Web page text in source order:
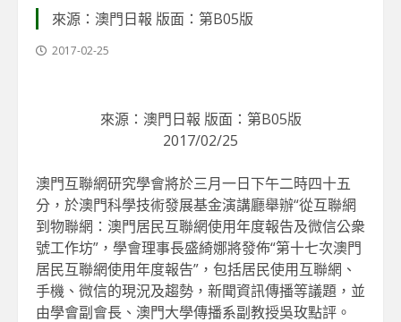
來源：澳門日報 版面：第B05版
2017-02-25
來源：澳門日報 版面：第B05版
2017/02/25
澳門互聯網研究學會將於三月一日下午二時四十五
分，於澳門科學技術發展基金演講廳舉辦“從互聯網
到物聯網：澳門居民互聯網使用年度報告及微信公衆
號工作坊”，學會理事長盛綺娜將發佈“第十七次澳門
居民互聯網使用年度報告”，包括居民使用互聯網、
手機、微信的現況及趨勢，新聞資訊傳播等議題，並
由學會副會長、澳門大學傳播系副教授吳玫點評。